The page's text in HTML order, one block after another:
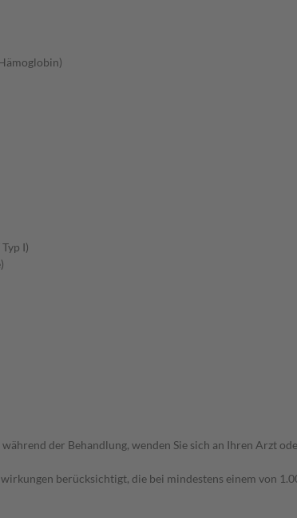
I)
der Behandlung, wenden Sie sich an Ihren Arzt
berücksichtigt, die bei mindestens einem von